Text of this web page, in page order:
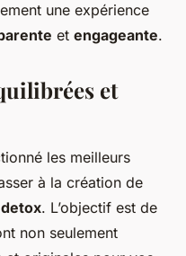
une expérience
et engageante.
et
les meilleurs
à la création de
. L’objectif est de
non seulement